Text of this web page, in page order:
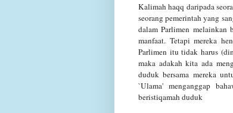
Kalimah haqq daripada
seorang pemerintah yang
dalam Parlimen melainkan
manfaat. Tetapi mereka
Parlimen itu tidak harus
maka adakah kita ada
duduk bersama mereka
`Ulama' menganggap
beristiqamah duduk